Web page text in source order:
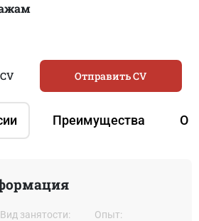
Преимущества О
Отправить CV
Вид занятости: Oпыт: